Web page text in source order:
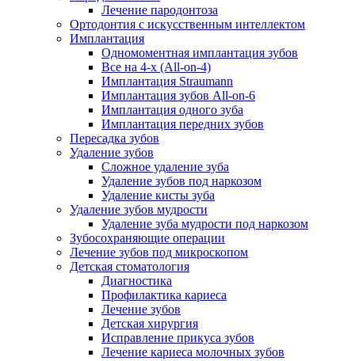
Лечение пародонтоза
Ортодонтия с искусственным интеллектом
Имплантация
Одномоментная имплантация зубов
Все на 4-х (All-on-4)
Имплантация Straumann
Имплантация зубов All-on-6
Имплантация одного зуба
Имплантация передних зубов
Пересадка зубов
Удаление зубов
Сложное удаление зуба
Удаление зубов под наркозом
Удаление кисты зуба
Удаление зубов мудрости
Удаление зуба мудрости под наркозом
Зубосохраняющие операции
Лечение зубов под микроскопом
Детская стоматология
Диагностика
Профилактика кариеса
Лечение зубов
Детская хирургия
Исправление прикуса зубов
Лечение кариеса молочных зубов